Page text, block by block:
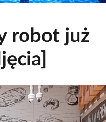
robot już